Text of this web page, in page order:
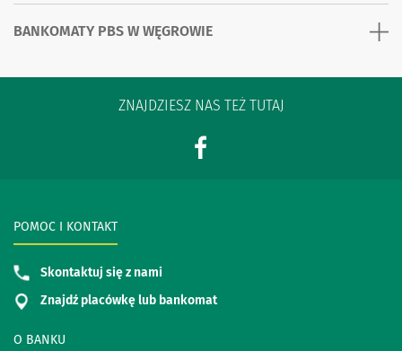
BANKOMATY PBS W WĘGROWIE
ZNAJDZIESZ NAS TEŻ TUTAJ
O BANKU
POMOC I KONTAKT
Skontaktuj się z nami
Znajdź placówkę lub bankomat